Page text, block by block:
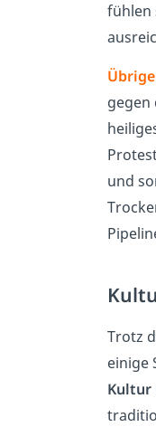
fühlen
gegen
und
Trotz
einige
Kultur